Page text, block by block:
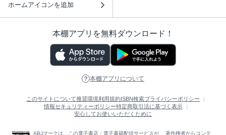
ホームアイコンを追加
本棚アプリを無料ダウンロード！
本棚アプリについて
このサイトについて推奨環境利用規約ISBN検索プライバシーポリシー
情報セキュリティーポリシー特定商取引法に基づく表示
安心してお使いいただくために
ABJマークは、この電子書店・電子書籍配信サービスが、 著作権者からコンテ